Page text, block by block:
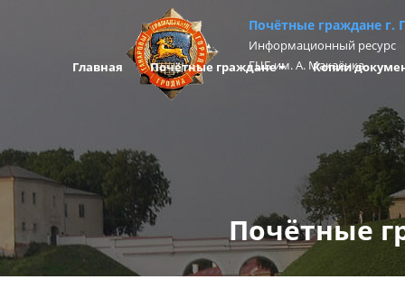
Почётные граждане г.
Информационный ресурс
ГЦБ им. А. Макаёнка
Главная Почётные граждане Копии
Почётные